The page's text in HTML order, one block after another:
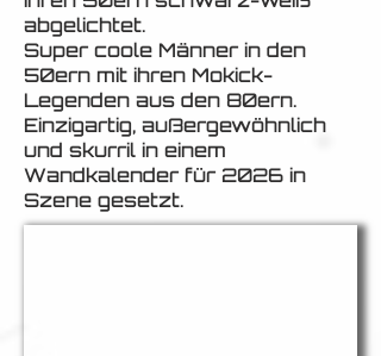
abgelichtet.
Super coole Männer in den
50ern mit ihren Mokick-
Legenden aus den 80ern.
Einzigartig, außergewöhnlich
und skurril in einem
Wandkalender für 2026 in
Szene gesetzt.